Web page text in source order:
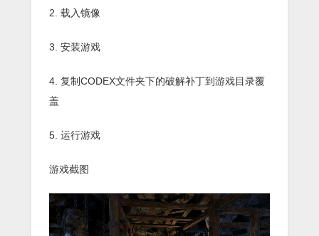
2. 载入镜像
3. 安装游戏
4. 复制CODEX文件夹下的破解补丁到游戏目录覆
盖
5. 运行游戏
游戏截图